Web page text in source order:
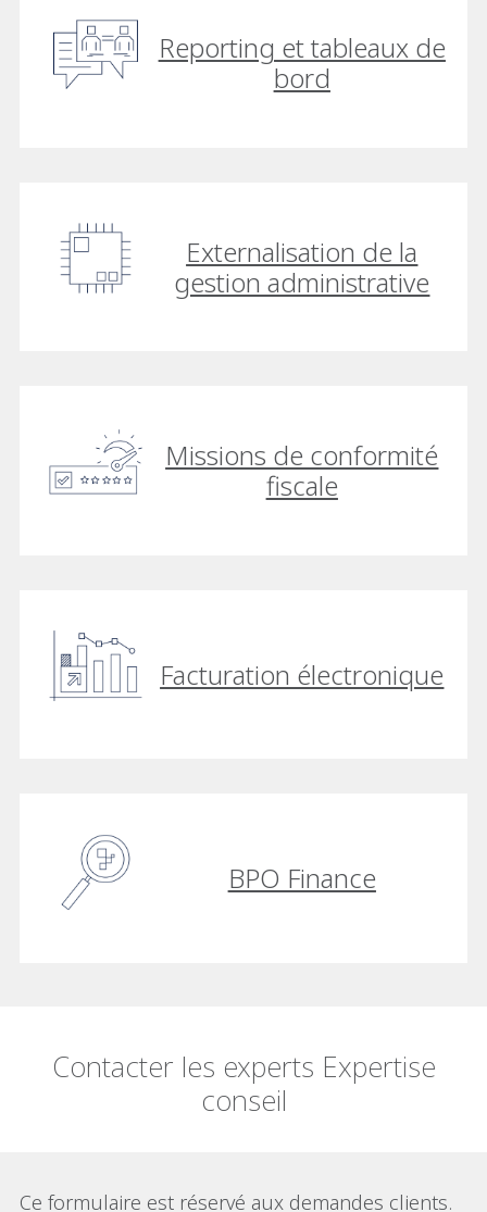
Reporting et tableaux de
bord
Externalisation de la
gestion administrative
Missions de conformité
fiscale
Facturation électronique
BPO Finance
Contacter les experts Expertise
conseil
Ce formulaire est réservé aux demandes clients.